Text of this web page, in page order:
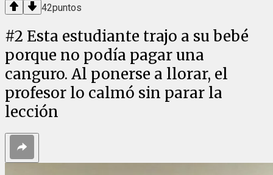
42puntos
#2 Esta estudiante trajo a su bebé
porque no podía pagar una
canguro. Al ponerse a llorar, el
profesor lo calmó sin parar la
lección